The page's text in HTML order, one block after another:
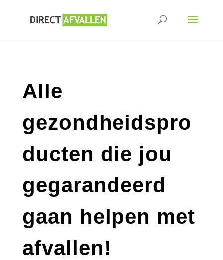
Alle
gezondheidspro
ducten die jou
gegarandeerd
gaan helpen met
afvallen!